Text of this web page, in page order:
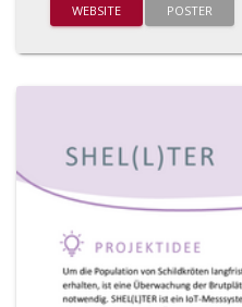
WEBSITE POSTER